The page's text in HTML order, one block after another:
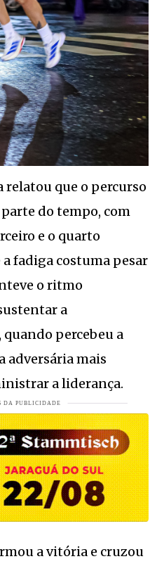
relatou que o percurso
do tempo, com
e o quarto
fadiga costuma pesar
o ritmo
a
percebeu a
adversária mais
a liderança.
a vitória e cruzou